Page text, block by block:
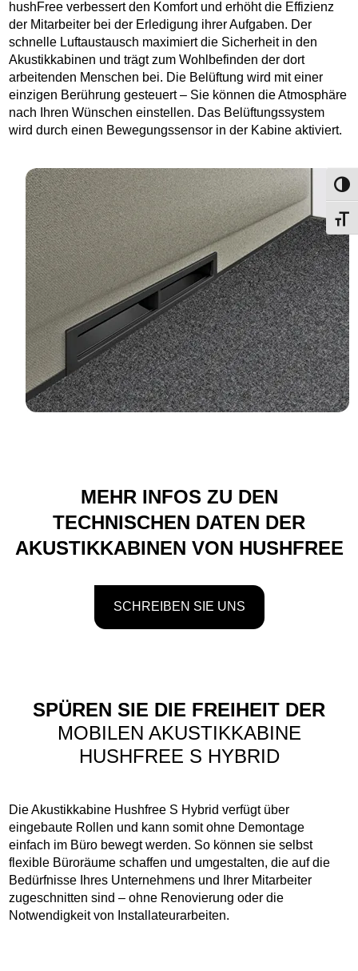
hushFree verbessert den Komfort und erhöht die Effizienz
der Mitarbeiter bei der Erledigung ihrer Aufgaben. Der
schnelle Luftaustausch maximiert die Sicherheit in den
Akustikkabinen und trägt zum Wohlbefinden der dort
arbeitenden Menschen bei. Die Belüftung wird mit einer
einzigen Berührung gesteuert – Sie können die Atmosphäre
nach Ihren Wünschen einstellen. Das Belüftungssystem
wird durch einen Bewegungssensor in der Kabine aktiviert.
MEHR INFOS ZU DEN
TECHNISCHEN DATEN DER
AKUSTIKKABINEN VON HUSHFREE
SCHREIBEN SIE UNS
SPÜREN SIE DIE FREIHEIT DER
MOBILEN AKUSTIKKABINE
HUSHFREE S HYBRID
Die Akustikkabine Hushfree S Hybrid verfügt über
eingebaute Rollen und kann somit ohne Demontage
einfach im Büro bewegt werden. So können sie selbst
flexible Büroräume schaffen und umgestalten, die auf die
Bedürfnisse Ihres Unternehmens und Ihrer Mitarbeiter
zugeschnitten sind – ohne Renovierung oder die
Notwendigkeit von Installateurarbeiten.